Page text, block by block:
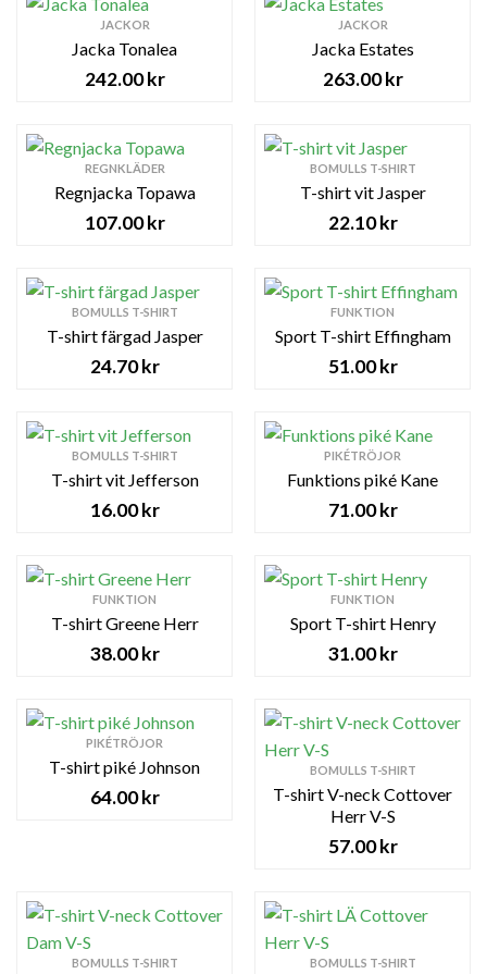
JACKOR
Jacka Tonalea
242.00kr
JACKOR
Jacka Estates
263.00kr
REGNKLÄDER
Regnjacka Topawa
107.00kr
BOMULLS T-SHIRT
T-shirt vit Jasper
22.10kr
BOMULLS T-SHIRT
T-shirt färgad Jasper
24.70kr
FUNKTION
Sport T-shirt Effingham
51.00kr
BOMULLS T-SHIRT
T-shirt vit Jefferson
16.00kr
PIKÉTRÖJOR
Funktions piké Kane
71.00kr
FUNKTION
T-shirt Greene Herr
38.00kr
FUNKTION
Sport T-shirt Henry
31.00kr
PIKÉTRÖJOR
T-shirt piké Johnson
64.00kr
BOMULLS T-SHIRT
T-shirt V-neck Cottover
Herr V-S
57.00kr
BOMULLS T-SHIRT BOMULLS T-SHIRT